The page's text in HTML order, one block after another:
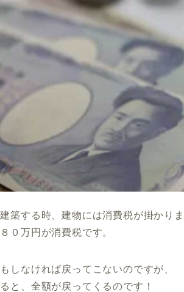
築する時、建物には消費税が掛かりま
０万円が消費税です。
しなければ戻ってこないのですが、
と、全額が戻ってくるのです！